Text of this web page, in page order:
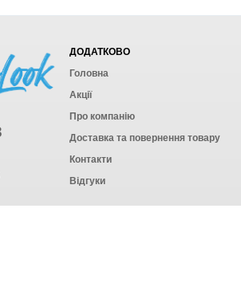
ДОДАТКОВО
Головна
Акції
Про компанію
Доставка та повернення товару
Контакти
Відгуки